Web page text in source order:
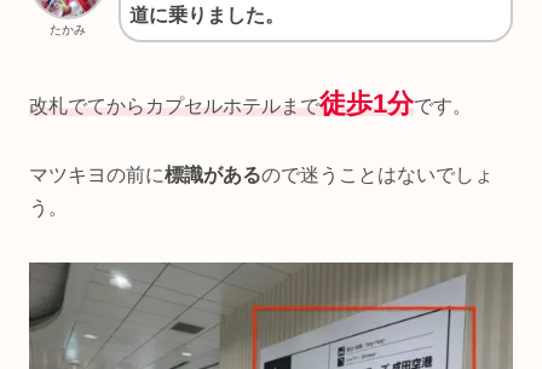
たかみ
道に乗りました。
改札でてからカプセルホテルまで徒歩1分です。
マツキヨの前に標識があるので迷うことはないでしょ
う。